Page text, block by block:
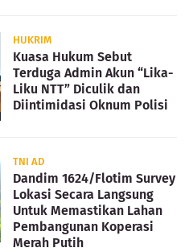
HUKRIM
Kuasa Hukum Sebut
Terduga Admin Akun “Lika-
Liku NTT” Diculik dan
Diintimidasi Oknum Polisi
TNI AD
Dandim 1624/Flotim Survey
Lokasi Secara Langsung
Untuk Memastikan Lahan
Pembangunan Koperasi
Merah Putih